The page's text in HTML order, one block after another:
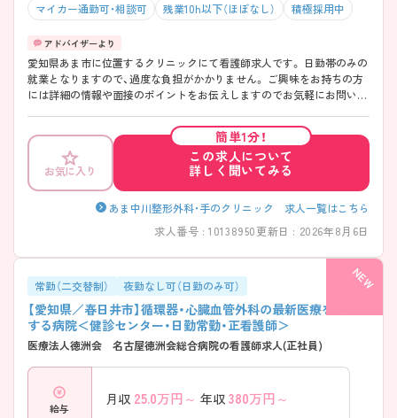
マイカー通勤可・相談可 残業10h以下（ほぼなし） 積極採用中
愛知県あま市に位置するクリニックにて看護師求人です。 日勤帯のみの
就業となりますので、過度な負担がかかりません。 ご興味をお持ちの方
には詳細の情報や面接のポイントをお伝えしますのでお気軽にお問い合
お気に入り
簡単1分！
この求人について
詳しく聞いてみる
あま中川整形外科・手のクリニック 求人一覧はこちら
求人番号 : 10138950更新日 : 2026年8月6日
常勤（二交替制） 夜勤なし可（日勤のみ可）
【愛知県／春日井市】循環器・心臓血管外科の最新医療を追求
する病院＜健診センター・日勤常勤・正看護師＞
医療法人徳洲会 名古屋徳洲会総合病院の看護師求人(正社員)
給与
月収 25.0万円～ 年収 380万円～